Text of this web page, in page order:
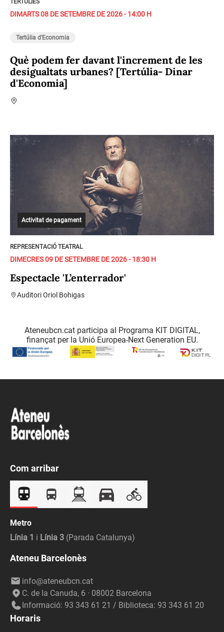
TERTÚLIES
DIMARTS 08 DE SETEMBRE DE 2026 - 14:00 H
Tertúlia d'Economia
Què podem fer davant l'increment de les
desigualtats urbanes? [Tertúlia- Dinar
d'Economia]
Activitat de pagament
REPRESENTACIÓ TEATRAL
DIMECRES 09 DE SETEMBRE DE 2026 - 18:30 H
Espectacle 'L’enterrador'
Auditori Oriol Bohigas
Ateneubcn.cat participa al Programa KIT DIGITAL,
finançat per la Unió Europea-Next Generation EU.
Com arribar
Metro
Línia 1 i Línia 3 (Parada Catalunya)
Ateneu Barcelonès
info@ateneubcn.cat
C. de la Canuda, 6 · 08002 Barcelona
Informació: 93 343 61 21 / Biblioteca: 93 343 61 20
Horaris